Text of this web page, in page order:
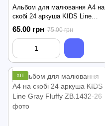
Альбом для малювання А4 на
скобі 24 аркуша KIDS Line
Patriot Our Dream
65.00 грн 75.00 грн
ХІТ